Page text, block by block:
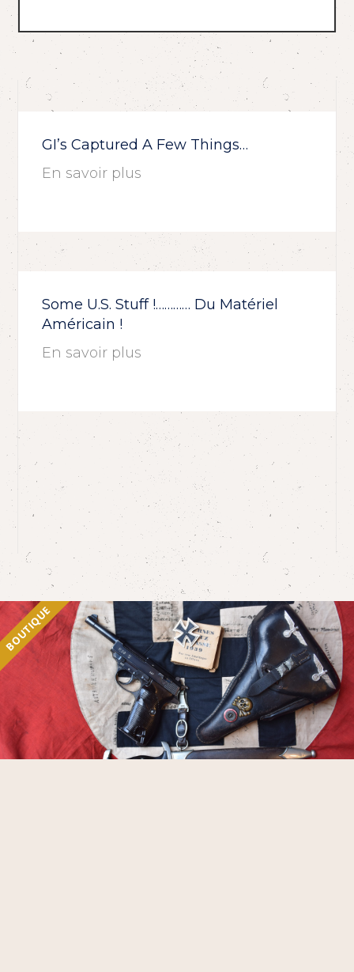
GI’s Captured A Few Things…
En savoir plus
Some U.S. Stuff !………… Du Matériel
Américain !
En savoir plus
BOUTIQUE